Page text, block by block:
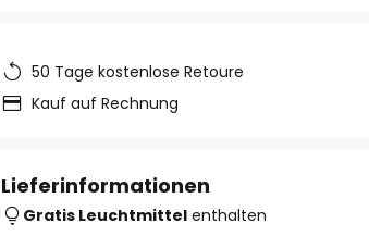
50 Tage kostenlose Retoure
Kauf auf Rechnung
Lieferinformationen
Gratis Leuchtmittel enthalten